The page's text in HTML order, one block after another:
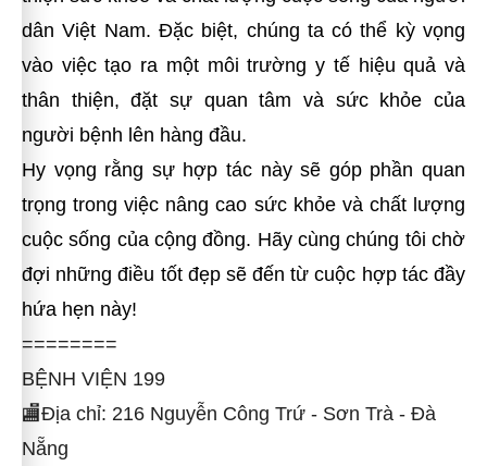
dân Việt Nam. Đặc biệt, chúng ta có thể kỳ vọng
vào việc tạo ra một môi trường y tế hiệu quả và
thân thiện, đặt sự quan tâm và sức khỏe của
người bệnh lên hàng đầu.
Hy vọng rằng sự hợp tác này sẽ góp phần quan
trọng trong việc nâng cao sức khỏe và chất lượng
cuộc sống của cộng đồng. Hãy cùng chúng tôi chờ
đợi những điều tốt đẹp sẽ đến từ cuộc hợp tác đầy
hứa hẹn này!
========
BỆNH VIỆN 199
🏬Địa chỉ: 216 Nguyễn Công Trứ - Sơn Trà - Đà
Nẵng